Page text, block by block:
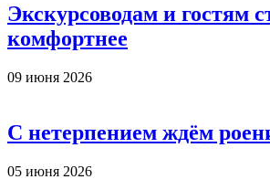
Экскурсоводам и гостям
комфортнее
09 июня 2026
С нетерпением ждём
05 июня 2026